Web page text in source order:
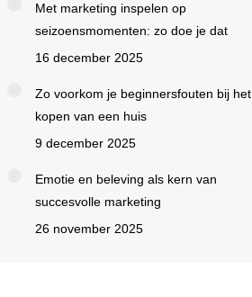
Met marketing inspelen op
seizoensmomenten: zo doe je dat
16 december 2025
Zo voorkom je beginnersfouten bij het
kopen van een huis
9 december 2025
Emotie en beleving als kern van
succesvolle marketing
26 november 2025